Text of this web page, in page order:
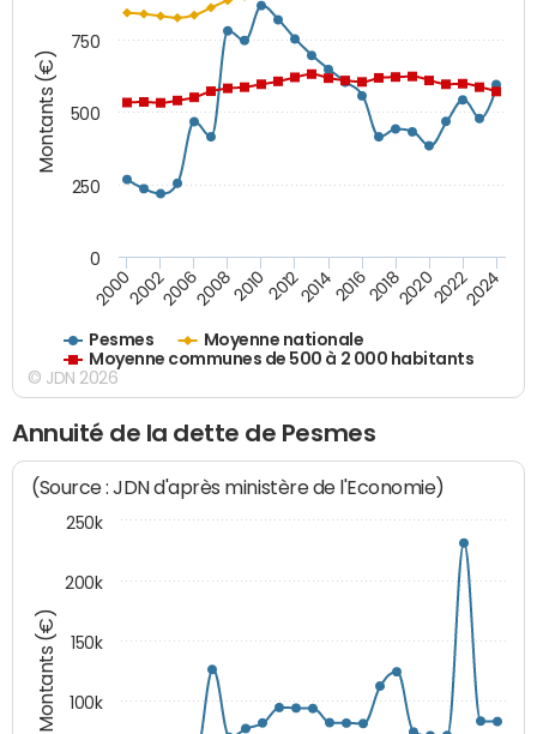
Montants (€)
Pesmes
Moyenne nationale
Moyenne communes de 500 à 2 000 habitants
200020022006200820102012201420162018202020222024
0
250
500
750
© JDN 2026
Annuité de la dette de Pesmes
Montants (€)
(Source : JDN d'après ministère de l'Economie)
100k
150k
200k
250k